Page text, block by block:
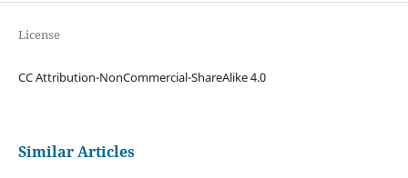
License
CC Attribution-NonCommercial-ShareAlike 4.0
Similar Articles